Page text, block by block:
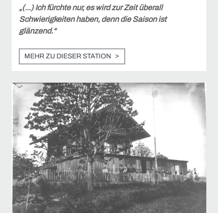
„(...) Ich fürchte nur, es wird zur Zeit überall
Schwierigkeiten haben, denn die Saison ist
glänzend.“
MEHR ZU DIESER STATION